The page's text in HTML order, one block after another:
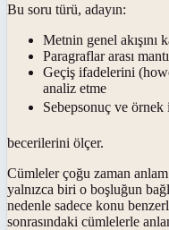
Bu soru türü, adayın:
Metnin genel akışını
Paragraflar arası
Geçiş ifadelerini
analiz etme
Sebepsonuç ve
becerilerini ölçer.
Cümleler çoğu zaman
yalnızca biri o boşluğun
nedenle sadece konu
sonrasındaki cümlelerle